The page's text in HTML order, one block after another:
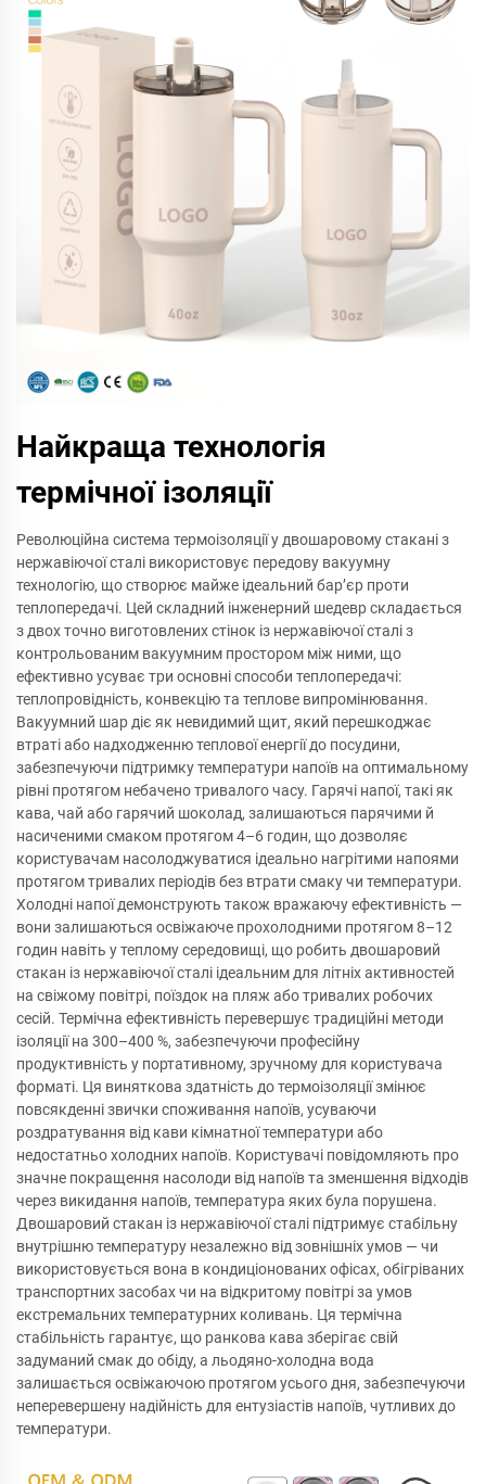
Найкраща технологія
термічної ізоляції
Революційна система термоізоляції у двошаровому стакані з
нержавіючої сталі використовує передову вакуумну
технологію, що створює майже ідеальний бар’єр проти
теплопередачі. Цей складний інженерний шедевр складається
з двох точно виготовлених стінок із нержавіючої сталі з
контрольованим вакуумним простором між ними, що
ефективно усуває три основні способи теплопередачі:
теплопровідність, конвекцію та теплове випромінювання.
Вакуумний шар діє як невидимий щит, який перешкоджає
втраті або надходженню теплової енергії до посудини,
забезпечуючи підтримку температури напоїв на оптимальному
рівні протягом небачено тривалого часу. Гарячі напої, такі як
кава, чай або гарячий шоколад, залишаються парячими й
насиченими смаком протягом 4–6 годин, що дозволяє
користувачам насолоджуватися ідеально нагрітими напоями
протягом тривалих періодів без втрати смаку чи температури.
Холодні напої демонструють також вражаючу ефективність —
вони залишаються освіжаюче прохолодними протягом 8–12
годин навіть у теплому середовищі, що робить двошаровий
стакан із нержавіючої сталі ідеальним для літніх активностей
на свіжому повітрі, поїздок на пляж або тривалих робочих
сесій. Термічна ефективність перевершує традиційні методи
ізоляції на 300–400 %, забезпечуючи професійну
продуктивність у портативному, зручному для користувача
форматі. Ця виняткова здатність до термоізоляції змінює
повсякденні звички споживання напоїв, усуваючи
роздратування від кави кімнатної температури або
недостатньо холодних напоїв. Користувачі повідомляють про
значне покращення насолоди від напоїв та зменшення відходів
через викидання напоїв, температура яких була порушена.
Двошаровий стакан із нержавіючої сталі підтримує стабільну
внутрішню температуру незалежно від зовнішніх умов — чи
використовується вона в кондиціонованих офісах, обігріваних
транспортних засобах чи на відкритому повітрі за умов
екстремальних температурних коливань. Ця термічна
стабільність гарантує, що ранкова кава зберігає свій
задуманий смак до обіду, а льодяно-холодна вода
залишається освіжаючою протягом усього дня, забезпечуючи
неперевершену надійність для ентузіастів напоїв, чутливих до
температури.